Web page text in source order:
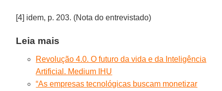
[4] idem, p. 203. (Nota do entrevistado)
Leia mais
Revolução 4.0. O futuro da vida e da Inteligência
Artificial. Medium IHU
“As empresas tecnológicas buscam monetizar